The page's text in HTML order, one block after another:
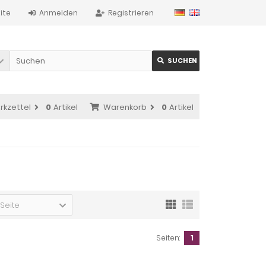
Registrieren
Anmelden
SUCHEN
Warenkorb 0 Artikel
0 Artikel
Seiten: 1